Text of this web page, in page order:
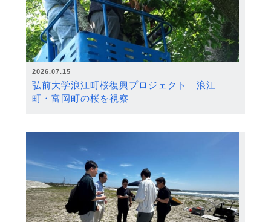
2026.07.15
弘前大学浪江町桜復興プロジェクト 浪江
町・富岡町の桜を視察